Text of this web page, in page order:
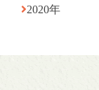
2020年